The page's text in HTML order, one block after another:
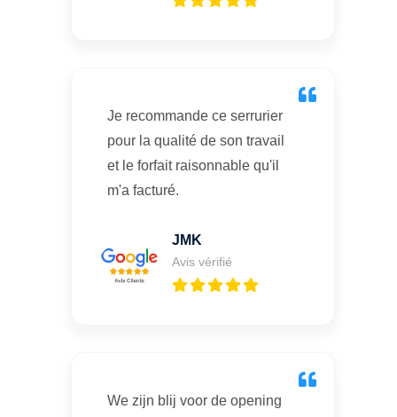
Je recommande ce serrurier
pour la qualité de son travail
et le forfait raisonnable qu'il
m'a facturé.
JMK
Avis vérifié
We zijn blij voor de opening